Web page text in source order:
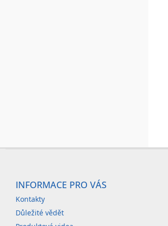
INFORMACE PRO VÁS
Kontakty
Důležité vědět